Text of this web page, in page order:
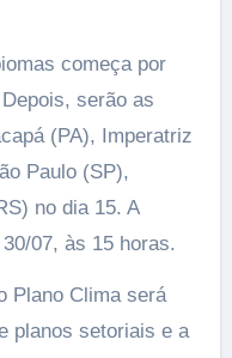
começa por
serão as
(PA), Imperatriz
Paulo (SP),
no dia 15. A
07, às 15 horas.
Plano Clima será
planos setoriais e a